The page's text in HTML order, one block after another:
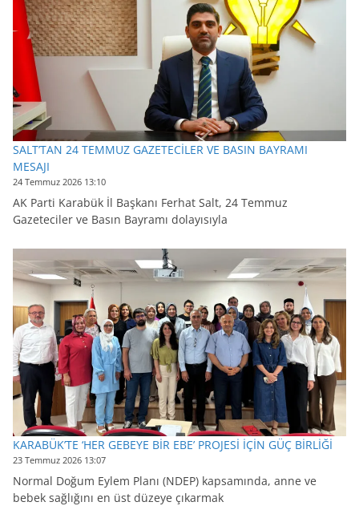
SALT’TAN 24 TEMMUZ GAZETECİLER VE BASIN BAYRAMI
MESAJI
24 Temmuz 2026 13:10
AK Parti Karabük İl Başkanı Ferhat Salt, 24 Temmuz
Gazeteciler ve Basın Bayramı dolayısıyla
KARABÜK’TE ‘HER GEBEYE BİR EBE’ PROJESİ İÇİN GÜÇ BİRLİĞİ
23 Temmuz 2026 13:07
Normal Doğum Eylem Planı (NDEP) kapsamında, anne ve
bebek sağlığını en üst düzeye çıkarmak